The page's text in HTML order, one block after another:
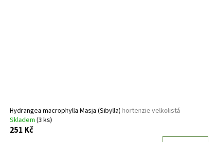
Hydrangea macrophylla Masja (Sibylla) hortenzie velkolistá
Skladem (3 ks)
251 Kč